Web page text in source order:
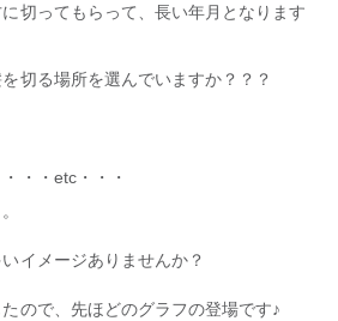
切ってもらって、長い年月となります
切る場所を選んでいますか？？？
・・etc・・・
イメージありませんか？
ので、先ほどのグラフの登場です♪